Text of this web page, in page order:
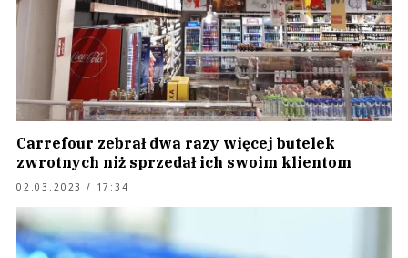
Carrefour zebrał dwa razy więcej butelek
zwrotnych niż sprzedał ich swoim klientom
02.03.2023 / 17:34